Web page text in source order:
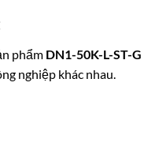
phẩm DN1-50K-L-ST-G
nghiệp khác nhau.